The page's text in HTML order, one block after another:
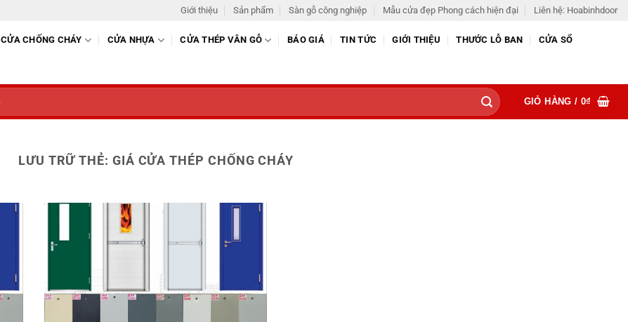
Giới thiệu Sản phẩm Sàn gỗ công nghiệp Mẫu cửa đẹp Phong cách hiện đại Liên hệ: Hoabinhdoor
CỬA CHỐNG CHÁY CỬA NHỰA CỬA THÉP VÂN GỖ BÁO GIÁ TIN TỨC GIỚI THIỆU THƯỚC LỖ BAN CỬA SỔ
GIỎ HÀNG / 0₫
LƯU TRỮ THẺ: GIÁ CỬA THÉP CHỐNG CHÁY